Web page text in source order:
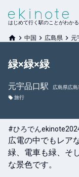
はじめて行く駅のことがわか
中国 広島県 元
緑×緑×緑
元宇品口駅
広島県広
旅行
#ひろでん
広電の中でもレア
緑、電車も緑、そ
な景色です。